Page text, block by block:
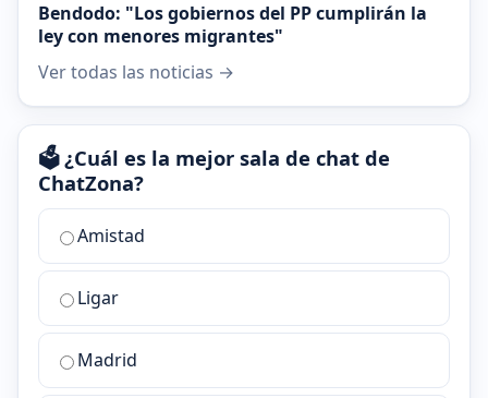
Bendodo: "Los gobiernos del PP cumplirán la
ley con menores migrantes"
Ver todas las noticias →
🗳️ ¿Cuál es la mejor sala de chat de
ChatZona?
¿Cuál
la
mejor
sala
chat
Amistad
Ligar
Madrid